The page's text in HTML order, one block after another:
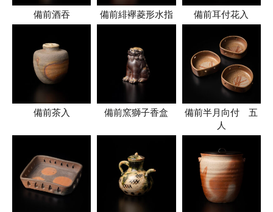
備前酒吞 備前緋襷菱形水指 備前耳付花入
備前茶入 備前窯獅子香盒
備前半月向付 五
人